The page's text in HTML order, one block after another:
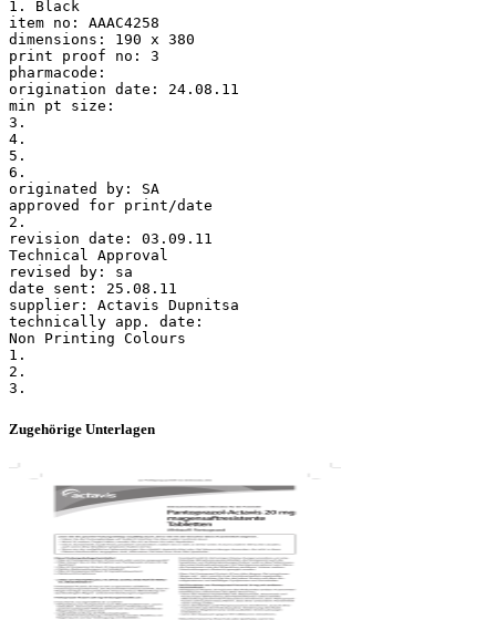
Zugehörige Unterlagen